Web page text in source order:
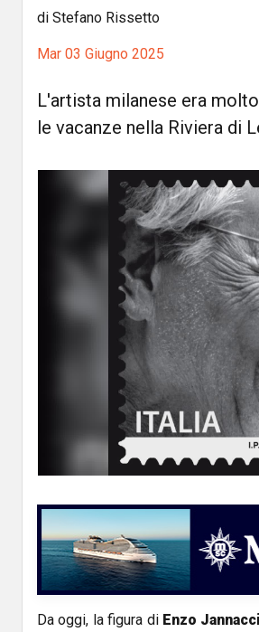
di Stefano Rissetto
Mar 03 Giugno 2025
L'artista milanese era
le vacanze nella Riviera di
Da oggi, la figura di Enzo Jannacci